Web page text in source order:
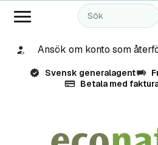
Ansök om konto som
Svensk generalagent
Betala med